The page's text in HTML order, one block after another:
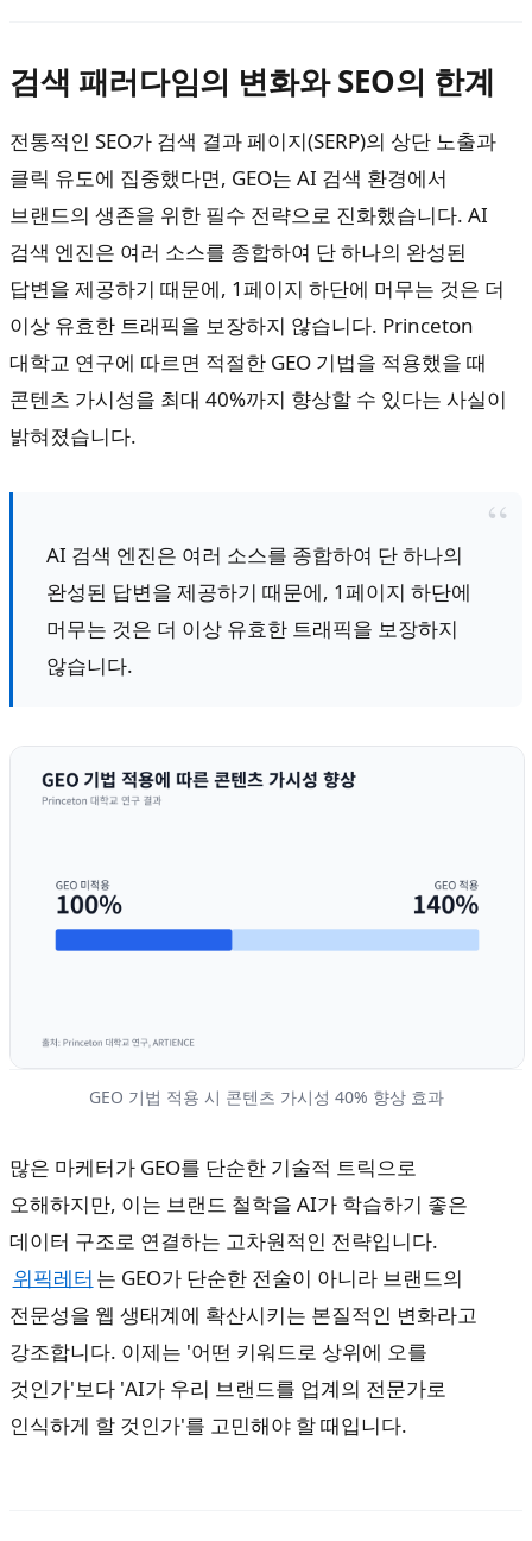
검색 패러다임의 변화와 SEO의 한계
전통적인 SEO가 검색 결과 페이지(SERP)의 상단 노출과
클릭 유도에 집중했다면, GEO는 AI 검색 환경에서
브랜드의 생존을 위한 필수 전략으로 진화했습니다. AI
검색 엔진은 여러 소스를 종합하여 단 하나의 완성된
답변을 제공하기 때문에, 1페이지 하단에 머무는 것은 더
이상 유효한 트래픽을 보장하지 않습니다. Princeton
대학교 연구에 따르면 적절한 GEO 기법을 적용했을 때
콘텐츠 가시성을 최대 40%까지 향상할 수 있다는 사실이
밝혀졌습니다.
AI 검색 엔진은 여러 소스를 종합하여 단 하나의
완성된 답변을 제공하기 때문에, 1페이지 하단에
머무는 것은 더 이상 유효한 트래픽을 보장하지
않습니다.
GEO 기법 적용 시 콘텐츠 가시성 40% 향상 효과
많은 마케터가 GEO를 단순한 기술적 트릭으로
오해하지만, 이는 브랜드 철학을 AI가 학습하기 좋은
데이터 구조로 연결하는 고차원적인 전략입니다.
위픽레터 는 GEO가 단순한 전술이 아니라 브랜드의
전문성을 웹 생태계에 확산시키는 본질적인 변화라고
강조합니다. 이제는 '어떤 키워드로 상위에 오를
것인가'보다 'AI가 우리 브랜드를 업계의 전문가로
인식하게 할 것인가'를 고민해야 할 때입니다.